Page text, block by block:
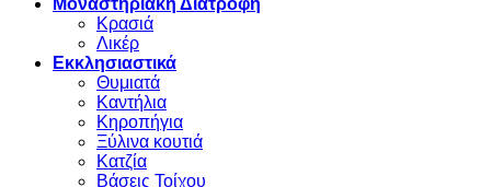
Μοναστηριακή Διατροφή
Κρασιά
Λικέρ
Εκκλησιαστικά
Θυμιατά
Καντήλια
Κηροπήγια
Ξύλινα κουτιά
Κατζία
Βάσεις Τοίχου